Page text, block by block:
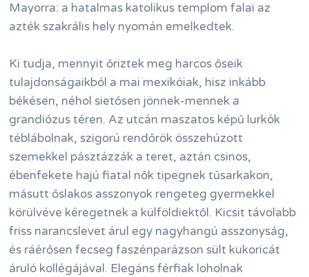
Mayorra: a hatalmas katolikus templom falai az
azték szakrális hely nyomán emelkedtek.
Ki tudja, mennyit őriztek meg harcos őseik
tulajdonságaikból a mai mexikóiak, hisz inkább
békésen, néhol sietősen jönnek-mennek a
grandiózus téren. Az utcán maszatos képű lurkók
téblábolnak, szigorú rendőrök összehúzott
szemekkel pásztázzák a teret, aztán csinos,
ébenfekete hajú fiatal nők tipegnek tűsarkakon,
másutt őslakos asszonyok rengeteg gyermekkel
körülvéve kéregetnek a külföldiektől. Kicsit távolabb
friss narancslevet árul egy nagyhangú asszonyság,
és ráérősen fecseg faszénparázson sült kukoricát
áruló kollégájával. Elegáns férfiak loholnak